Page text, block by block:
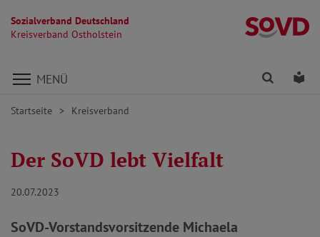
Sozialverband Deutschland
Kreisverband Ostholstein
Direkt zu den Inhalten springen
MENÜ Finden
Startseite Kreisverband
Der SoVD lebt Vielfalt
20.07.2023
SoVD-Vorstandsvorsitzende Michaela